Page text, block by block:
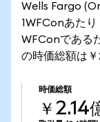
Wells Fargo
1WFConあたり
WFConである
の時価総額は￥
時価総額
￥2.14